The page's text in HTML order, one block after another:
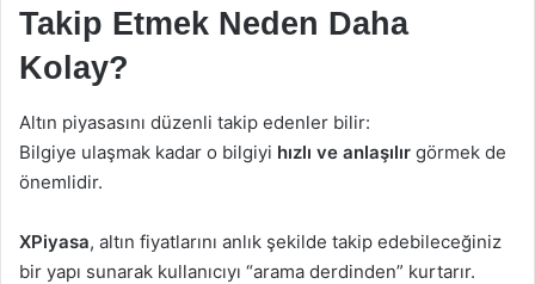
Takip Etmek Neden Daha
Kolay?
Altın piyasasını düzenli takip edenler bilir:
Bilgiye ulaşmak kadar o bilgiyi hızlı ve anlaşılır görmek de
önemlidir.
XPiyasa, altın fiyatlarını anlık şekilde takip edebileceğiniz
bir yapı sunarak kullanıcıyı “arama derdinden” kurtarır.